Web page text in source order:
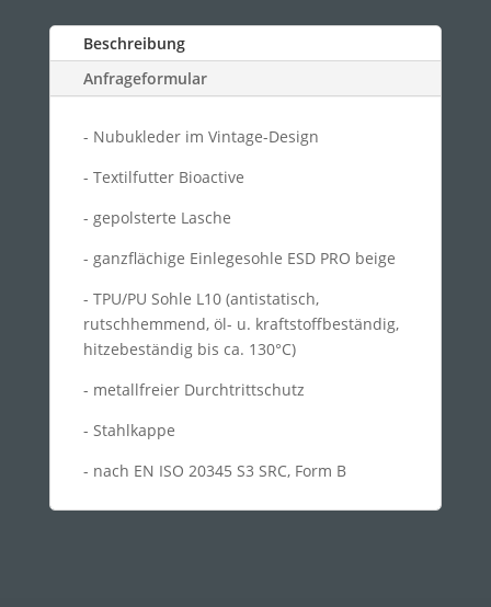
Beschreibung
Anfrageformular
- Nubukleder im Vintage-Design
- Textilfutter Bioactive
- gepolsterte Lasche
- ganzflächige Einlegesohle ESD PRO beige
- TPU/PU Sohle L10 (antistatisch,
rutschhemmend, öl- u. kraftstoffbeständig,
hitzebeständig bis ca. 130°C)
- metallfreier Durchtrittschutz
- Stahlkappe
- nach EN ISO 20345 S3 SRC, Form B